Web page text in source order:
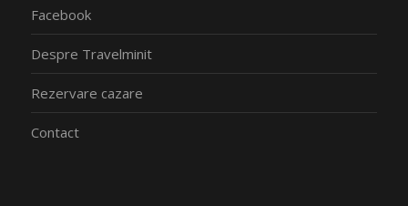
Facebook
Despre Travelminit
Rezervare cazare
Contact